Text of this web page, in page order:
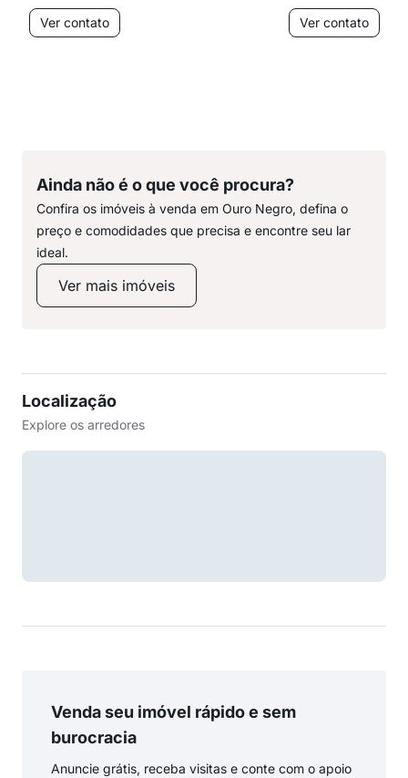
Ver contato
Ver contato
Ainda não é o que você procura?
Confira os imóveis à venda em Ouro Negro, defina o
preço e comodidades que precisa e encontre seu lar
ideal.
Ver mais imóveis
Localização
Explore os arredores
Venda seu imóvel rápido e sem
burocracia
Anuncie grátis, receba visitas e conte com o apoio